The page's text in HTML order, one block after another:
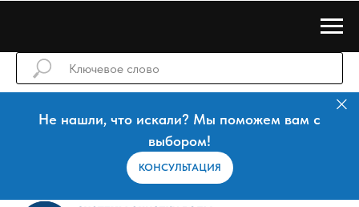
Не нашли, что искали? Мы поможем вам с
выбором!
КОНСУЛЬТАЦИЯ